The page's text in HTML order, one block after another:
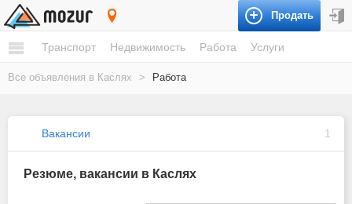
Продать
Транспорт Недвижимость Работа Услуги
Все объявления в Каслях > Работа
Вакансии 1
Резюме, вакансии в Каслях